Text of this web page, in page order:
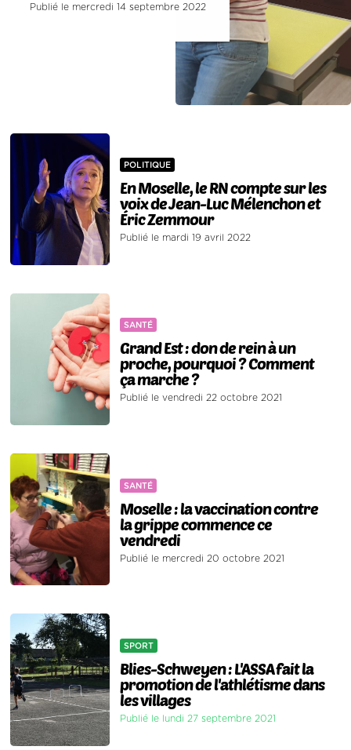
Publié le mercredi 14 septembre 2022
POLITIQUE
En Moselle, le RN compte sur les
voix de Jean-Luc Mélenchon et
Éric Zemmour
Publié le mardi 19 avril 2022
SANTÉ
Grand Est : don de rein à un
proche, pourquoi ? Comment
ça marche ?
Publié le vendredi 22 octobre 2021
SANTÉ
Moselle : la vaccination contre
la grippe commence ce
vendredi
Publié le mercredi 20 octobre 2021
SPORT
Blies-Schweyen : L'ASSA fait la
promotion de l'athlétisme dans
les villages
Publié le lundi 27 septembre 2021